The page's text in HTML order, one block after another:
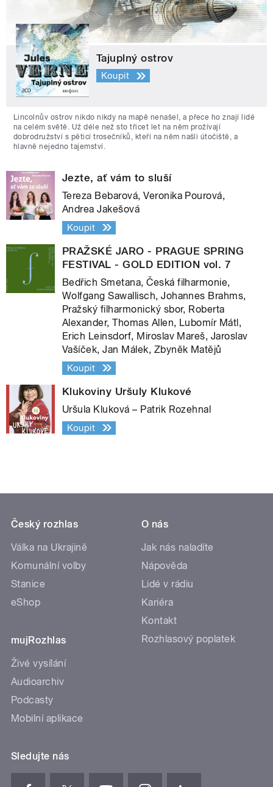
Tajuplný ostrov
Koupit
Lincolnův ostrov nikdo nikdy na mapě nenašel, a přece ho znají lidé
na celém světě. Už déle než sto třicet let na něm prožívají
dobrodružství s pěticí trosečníků, kteří na něm našli útočiště, a
hlavně nejedno tajemství.
Jezte, ať vám to sluší
Tereza Bebarová, Veronika Pourová,
Andrea Jakešová
Koupit
PRAŽSKÉ JARO - PRAGUE SPRING
FESTIVAL - GOLD EDITION vol. 7
Bedřich Smetana, Česká filharmonie,
Wolfgang Sawallisch, Johannes Brahms,
Pražský filharmonický sbor, Roberta
Alexander, Thomas Allen, Lubomír Mátl,
Erich Leinsdorf, Miroslav Mareš, Jaroslav
Vašíček, Jan Málek, Zbyněk Matějů
Koupit
Klukoviny Uršuly Klukové
Uršula Kluková – Patrik Rozehnal
Koupit
Český rozhlas
Válka na Ukrajině
Komunální volby
Stanice
eShop
mujRozhlas
Živé vysílání
Audioarchiv
Podcasty
Mobilní aplikace
O nás
Jak nás naladíte
Nápověda
Lidé v rádiu
Kariéra
Kontakt
Rozhlasový poplatek
Sledujte nás